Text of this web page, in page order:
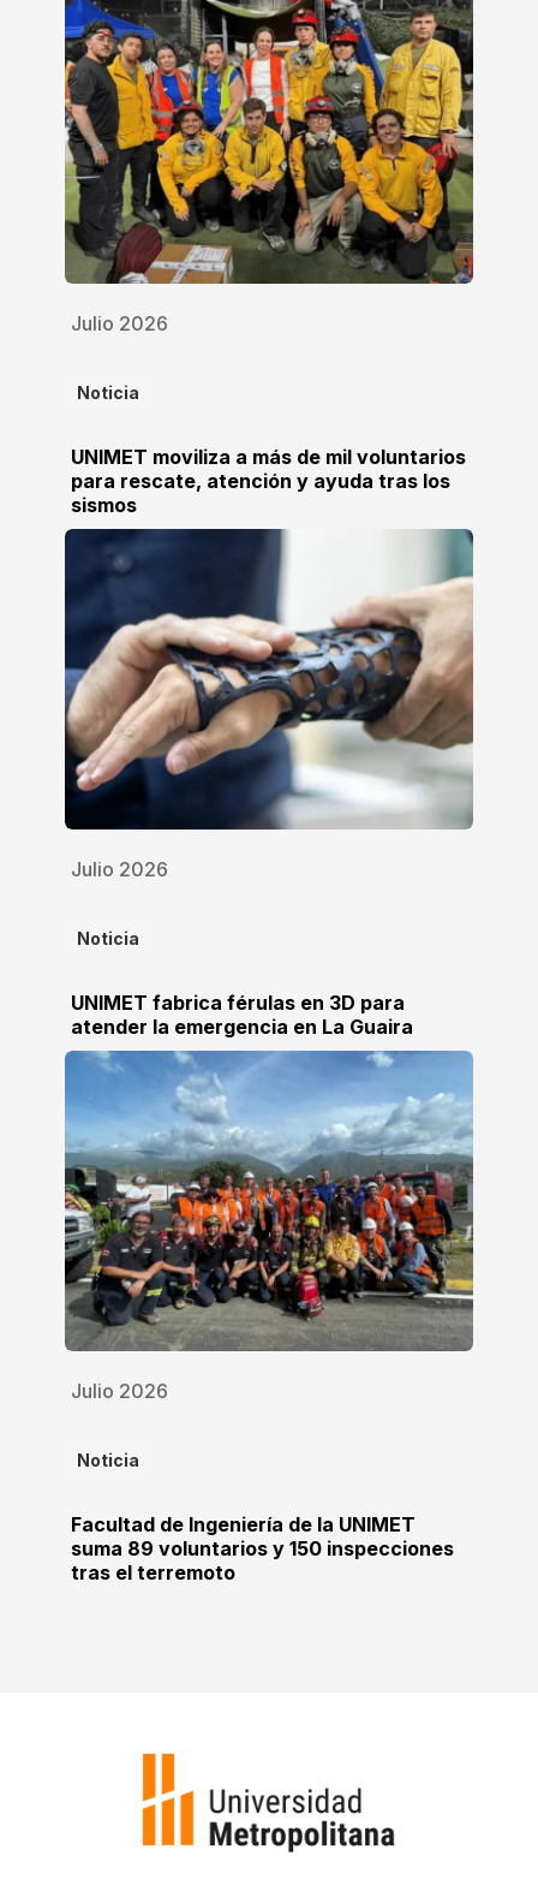
Julio 2026
Noticia
UNIMET moviliza a más de mil voluntarios
para rescate, atención y ayuda tras los
sismos
Julio 2026
Noticia
UNIMET fabrica férulas en 3D para
atender la emergencia en La Guaira
Julio 2026
Noticia
Facultad de Ingeniería de la UNIMET
suma 89 voluntarios y 150 inspecciones
tras el terremoto